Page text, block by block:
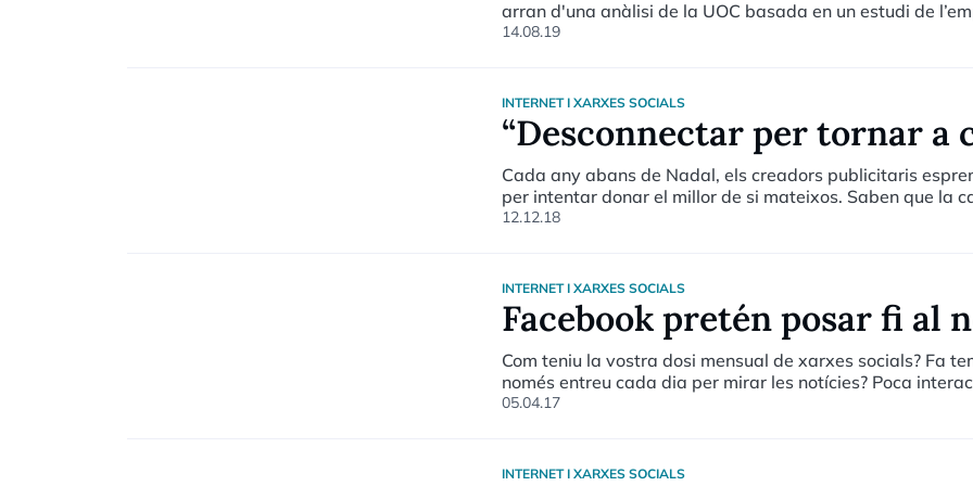
arran d'una anàlisi de la UOC basada en un estudi de
països que constata que més del 80% dels nadons tenen
en risc?
14.08.19
INTERNET I XARXES SOCIALS
“Desconnectar per tornar a
Cada any abans de Nadal, els creadors publicitaris
per intentar donar el millor de si mateixos. Saben que la
de la temporada, l’aparador definitiu per a les seves
negatives, com les temptacions d’engegar al cunyat de
d’ingressos de les agències publicitàries i elles també
12.12.18
INTERNET I XARXES SOCIALS
Facebook pretén posar fi al
Com teniu la vostra dosi mensual de xarxes socials? Fa
només entreu cada dia per mirar les notícies? Poca
dues xarxes amb més clientela des de fa anys constaten
05.04.17
INTERNET I XARXES SOCIALS